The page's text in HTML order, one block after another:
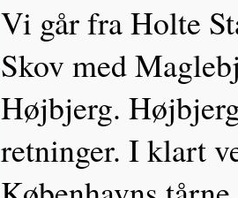
Vi går fra Holte
Skov med
Højbjerg.
retninger. I klart